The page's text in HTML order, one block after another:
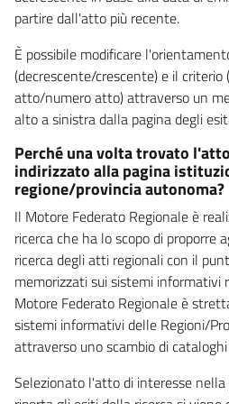
partire dall'atto più recente.
È possibile modificare
(decrescente/crescente) e il
atto/numero atto) attraverso un
alto a sinistra dalla pagina degli
Perché una volta trovato
indirizzato alla pagina
regione/provincia autonoma?
Il Motore Federato Regionale è
ricerca che ha lo scopo di proporre
ricerca degli atti regionali con il
memorizzati sui sistemi informativi
Motore Federato Regionale è
sistemi informativi delle Regioni/
attraverso uno scambio di
Selezionato l'atto di interesse